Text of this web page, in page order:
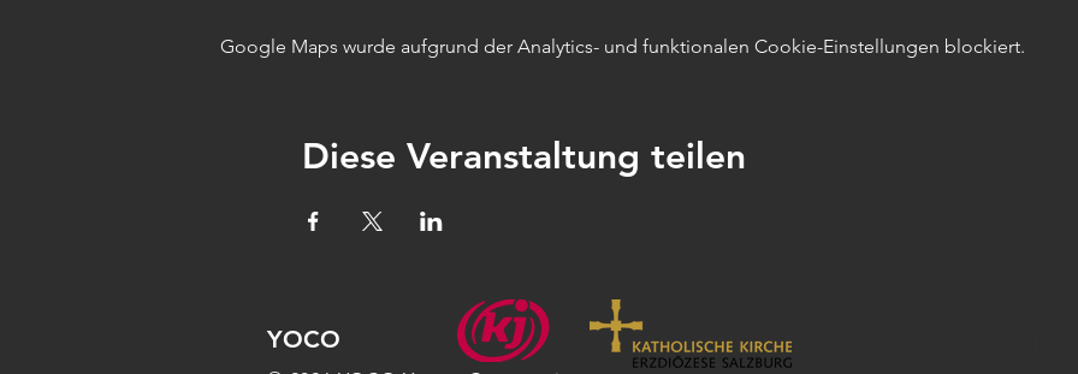
Google Maps wurde aufgrund der Analytics- und funktionalen Cookie-Einstellungen blockiert.
Diese Veranstaltung teilen
YOCO